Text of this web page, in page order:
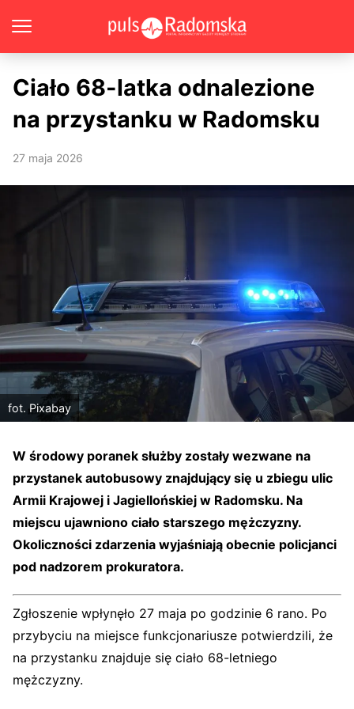
Ciało 68-latka odnalezione
na przystanku w Radomsku
27 maja 2026
fot. Pixabay
W środowy poranek służby zostały wezwane na
przystanek autobusowy znajdujący się u zbiegu ulic
Armii Krajowej i Jagiellońskiej w Radomsku. Na
miejscu ujawniono ciało starszego mężczyzny.
Okoliczności zdarzenia wyjaśniają obecnie policjanci
pod nadzorem prokuratora.
Zgłoszenie wpłynęło 27 maja po godzinie 6 rano. Po
przybyciu na miejsce funkcjonariusze potwierdzili, że
na przystanku znajduje się ciało 68-letniego
mężczyzny.